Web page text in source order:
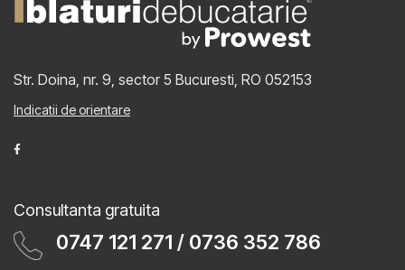
Str. Doina, nr. 9, sector 5 Bucuresti, RO 052153
Indicatii de orientare
Consultanta gratuita
0747 121 271 / 0736 352 786